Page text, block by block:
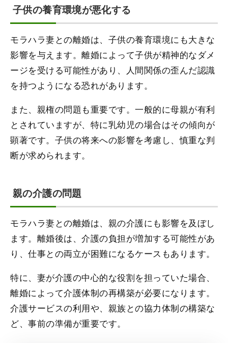
子供の養育環境が悪化する
モラハラ妻との離婚は、子供の養育環境にも大きな
影響を与えます。離婚によって子供が精神的なダメ
ージを受ける可能性があり、人間関係の歪んだ認識
を持つようになる恐れがあります。
また、親権の問題も重要です。一般的に母親が有利
とされていますが、特に乳幼児の場合はその傾向が
顕著です。子供の将来への影響を考慮し、慎重な判
断が求められます。
親の介護の問題
モラハラ妻との離婚は、親の介護にも影響を及ぼし
ます。離婚後は、介護の負担が増加する可能性があ
り、仕事との両立が困難になるケースもあります。
特に、妻が介護の中心的な役割を担っていた場合、
離婚によって介護体制の再構築が必要になります。
介護サービスの利用や、親族との協力体制の構築な
ど、事前の準備が重要です。